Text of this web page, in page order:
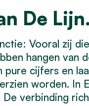
De Lijn.
Vooral zij
hangen van
cijfers en
worden. In
verbinding